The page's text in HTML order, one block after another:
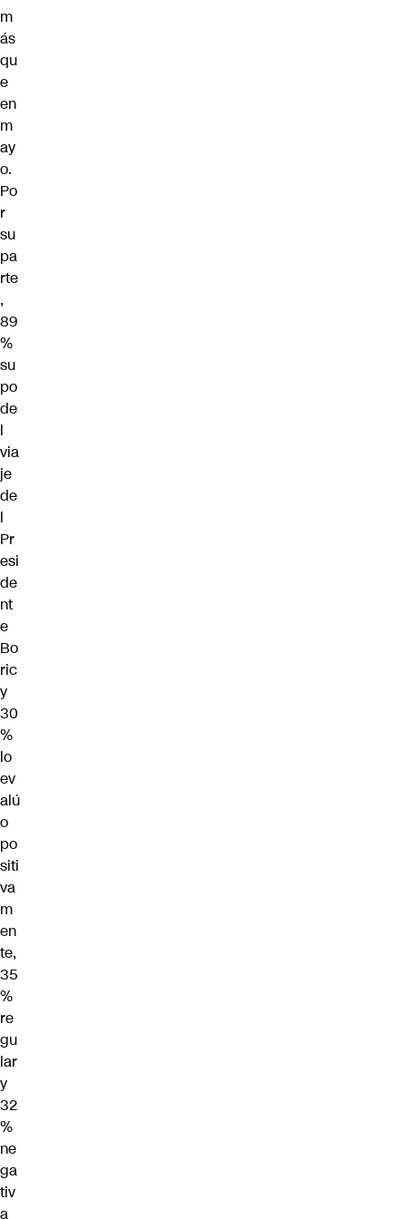
m
ás
qu
e
en
m
ay
o.
Po
r
su
pa
rte
,
89
%
su
po
de
l
via
je
de
l
Pr
esi
de
nt
e
Bo
ric
y
30
%
lo
ev
alú
o
po
siti
va
m
en
te,
35
%
re
gu
lar
y
32
%
ne
ga
tiv
a